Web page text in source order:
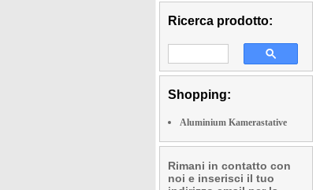
Ricerca prodotto:
Shopping:
Aluminium Kamerastative
Rimani in contatto con
noi e inserisci il tuo